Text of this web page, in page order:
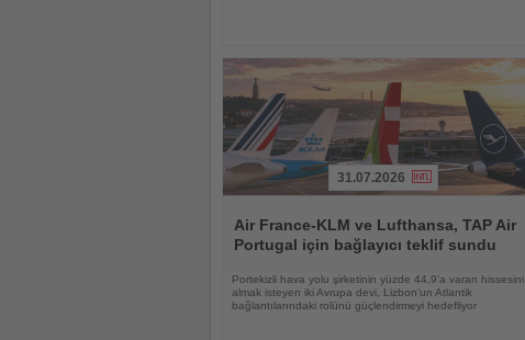
Oku
31.07.2026
Air France-KLM ve Lufthansa, TAP Air
Portugal için bağlayıcı teklif sundu
Portekizli hava yolu şirketinin yüzde 44,9’a varan hissesini
almak isteyen iki Avrupa devi, Lizbon’un Atlantik
bağlantılarındaki rolünü güçlendirmeyi hedefliyor